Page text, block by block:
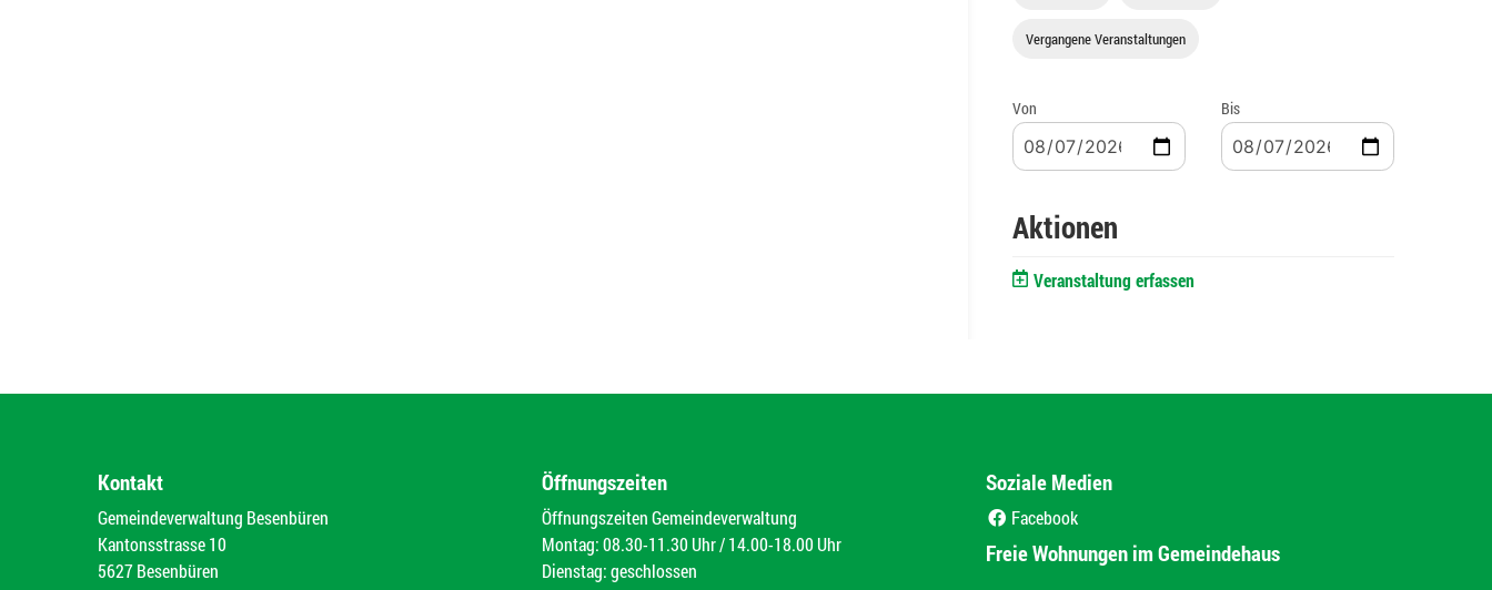
Vergangene Veranstaltungen
Von Bis
Aktionen
Veranstaltung erfassen
Kontakt
Gemeindeverwaltung Besenbüren
Kantonsstrasse 10
5627 Besenbüren
Öffnungszeiten
Öffnungszeiten Gemeindeverwaltung
Montag: 08.30-11.30 Uhr / 14.00-18.00 Uhr
Dienstag: geschlossen
Soziale Medien
Facebook
Freie Wohnungen im Gemeindehaus